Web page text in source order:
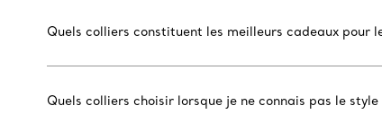
Quels colliers constituent les meilleurs cadeaux pour
Quels colliers choisir lorsque je ne connais pas le